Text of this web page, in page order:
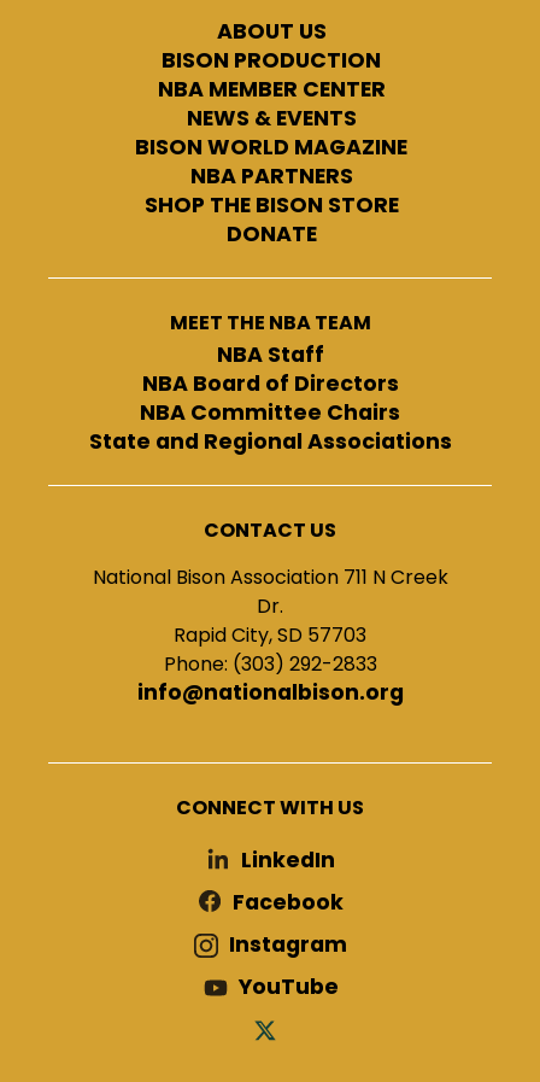
ABOUT US
BISON PRODUCTION
NBA MEMBER CENTER
NEWS & EVENTS
BISON WORLD MAGAZINE
NBA PARTNERS
SHOP THE BISON STORE
DONATE
MEET THE NBA TEAM
NBA Staff
NBA Board of Directors
NBA Committee Chairs
State and Regional Associations
CONTACT US
National Bison Association 711 N Creek
Dr.
Rapid City, SD 57703
Phone: (303) 292-2833
info@nationalbison.org
CONNECT WITH US
LinkedIn
Facebook
Instagram
YouTube